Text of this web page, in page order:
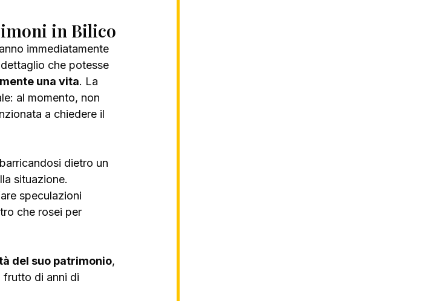
in Bilico
immediatamente
che potesse
una vita. La
al momento, non
a chiedere il
dietro un
situazione.
speculazioni
che rosei per
del suo patrimonio,
frutto di anni di